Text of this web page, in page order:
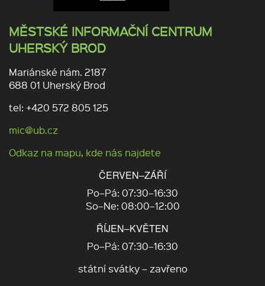
MĚSTSKÉ INFORMAČNÍ CENTRUM
UHERSKÝ BROD
Mariánské nám. 2187
688 01 Uherský Brod
tel: +420 572 805 125
mic@ub.cz
Odkaz na mapu, kde nás najdete
ČERVEN–ZÁŘÍ
Po–Pá: 07:30–16:30
So–Ne: 08:00–12:00
ŘÍJEN–KVĚTEN
Po–Pá: 07:30–16:30
státní svátky – zavřeno